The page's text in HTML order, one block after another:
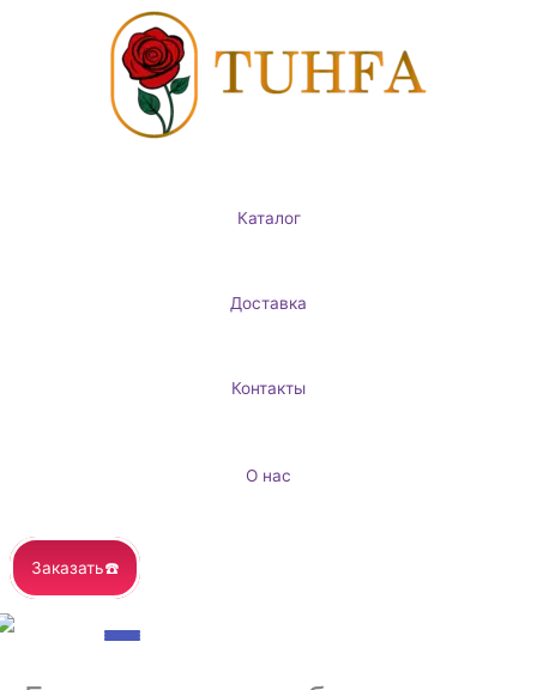
Каталог
Доставка
Контакты
О нас
Заказать☎️